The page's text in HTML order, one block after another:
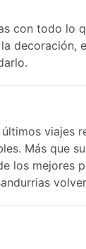
con todo lo
decoración,
viajes
Más que
los mejores